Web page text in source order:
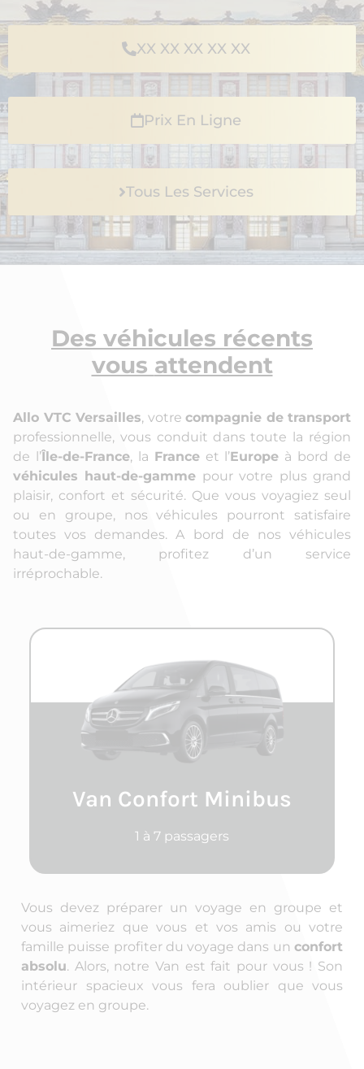
XX XX XX XX XX
Prix En Ligne
Tous Les Services
Des véhicules récents
vous attendent
Allo VTC Versailles, votre compagnie de transport
professionnelle, vous conduit dans toute la région
de l’Île-de-France, la Franceet l’Europe à bord de
véhicules haut-de-gamme pour votre plus grand
plaisir, confort et sécurité. Que vous voyagiez seul
ou en groupe, nos véhicules pourront satisfaire
toutes vos demandes. A bord de nos véhicules
haut-de-gamme, profitez d’un service
irréprochable.
Van Confort Minibus
1 à 7 passagers
Vous devez préparer un voyage en groupe et
vous aimeriez que vous et vos amis ou votre
famille puisse profiter du voyage dans un confort
absolu. Alors, notre Van est fait pour vous ! Son
intérieur spacieux vous fera oublier que vous
voyagez en groupe.